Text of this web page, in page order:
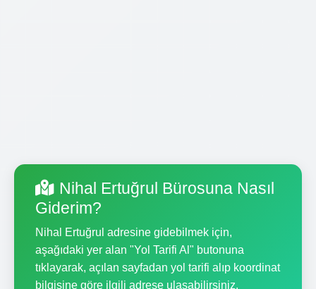
Nihal Ertuğrul Bürosuna Nasıl
Giderim?
Nihal Ertuğrul adresine gidebilmek için,
aşağıdaki yer alan "Yol Tarifi Al" butonuna
tıklayarak, açılan sayfadan yol tarifi alıp koordinat
bilgisine göre ilgili adrese ulaşabilirsiniz.